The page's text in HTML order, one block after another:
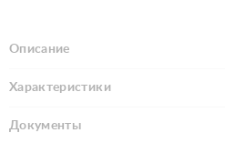
Описание
Характеристики
Документы